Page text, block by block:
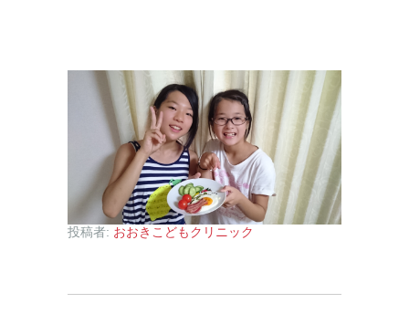
投稿者: おおきこどもクリニック